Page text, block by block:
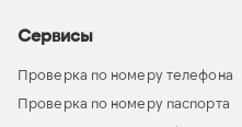
Сервисы
Проверка по номеру телефона
Проверка по номеру паспорта